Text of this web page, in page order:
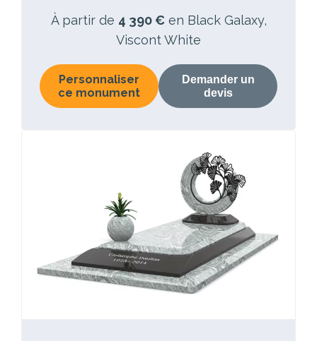
À partir de 4 390 € en Black Galaxy,
Viscont White
Personnaliser
ce monument
Demander un
devis